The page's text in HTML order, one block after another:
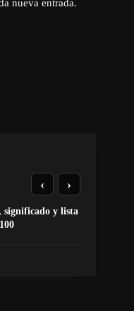
nueva entrada.
significado y lista
‹ ›